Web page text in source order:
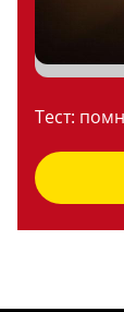
Тест: